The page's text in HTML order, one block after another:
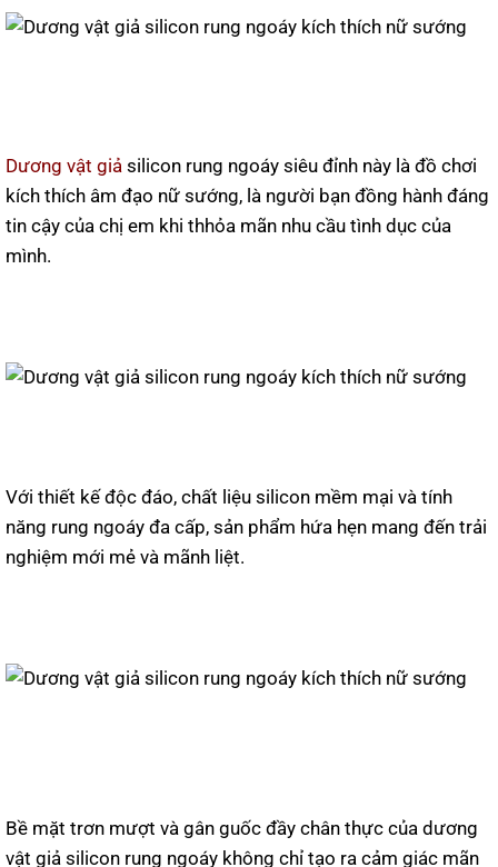
Dương vật giả silicon rung ngoáy siêu đỉnh này là đồ chơi
kích thích âm đạo nữ sướng, là người bạn đồng hành đáng
tin cậy của chị em khi thhỏa mãn nhu cầu tình dục của
mình.
Với thiết kế độc đáo, chất liệu silicon mềm mại và tính
năng rung ngoáy đa cấp, sản phẩm hứa hẹn mang đến trải
nghiệm mới mẻ và mãnh liệt.
Bề mặt trơn mượt và gân guốc đầy chân thực của dương
vật giả silicon rung ngoáy không chỉ tạo ra cảm giác mãn